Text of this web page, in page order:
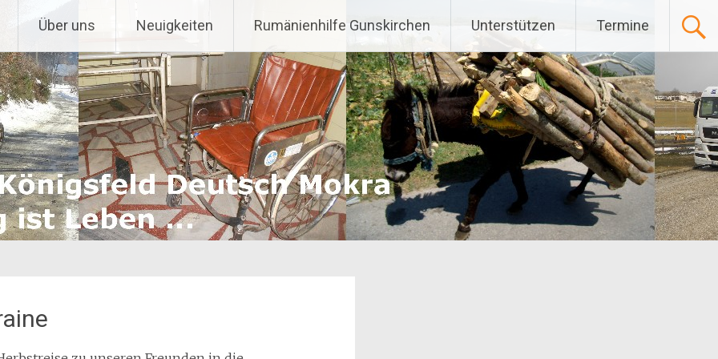
Über uns Neuigkeiten Rumänienhilfe Gunskirchen Unterstützen Termine